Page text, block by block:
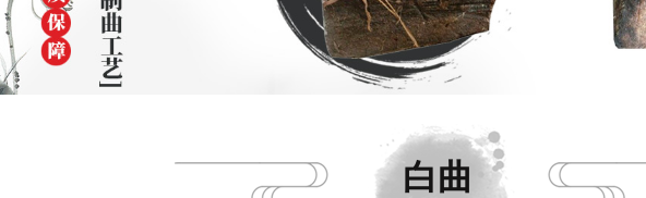
白曲